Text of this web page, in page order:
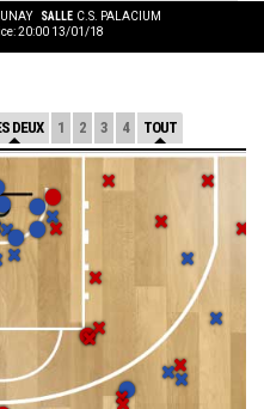
SALLE C.S. PALACIUM
20:00 13/01/18
DEUX 1 2 3 4 TOUT